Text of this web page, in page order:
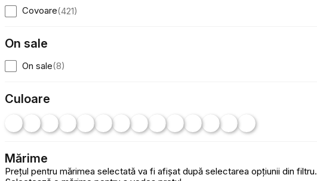
Covoare(421)
On sale
On sale(8)
Culoare
Mărime
Prețul pentru mărimea selectată va fi afișat după selectarea opțiunii din filtru.